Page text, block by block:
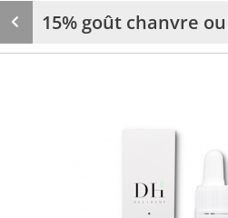
Produit
précédent
15% goût chanvre